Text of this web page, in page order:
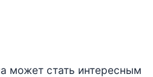
может стать интересным